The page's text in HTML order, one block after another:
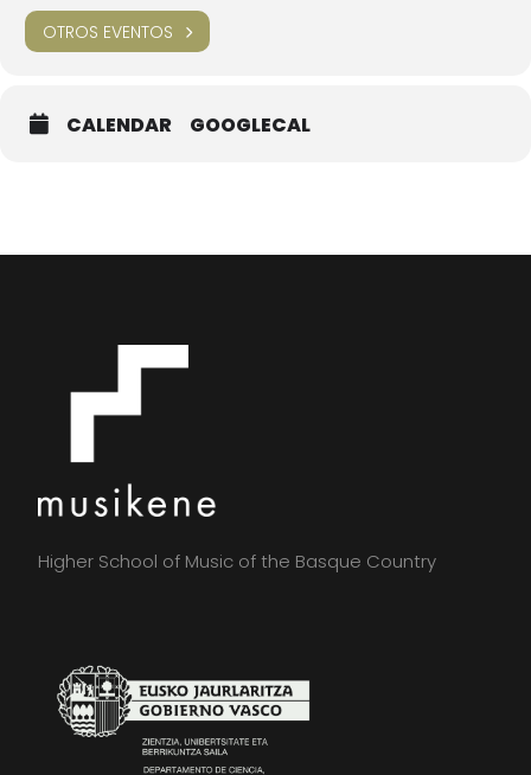
OTROS EVENTOS
CALENDAR GOOGLECAL
Higher School of Music of the Basque Country